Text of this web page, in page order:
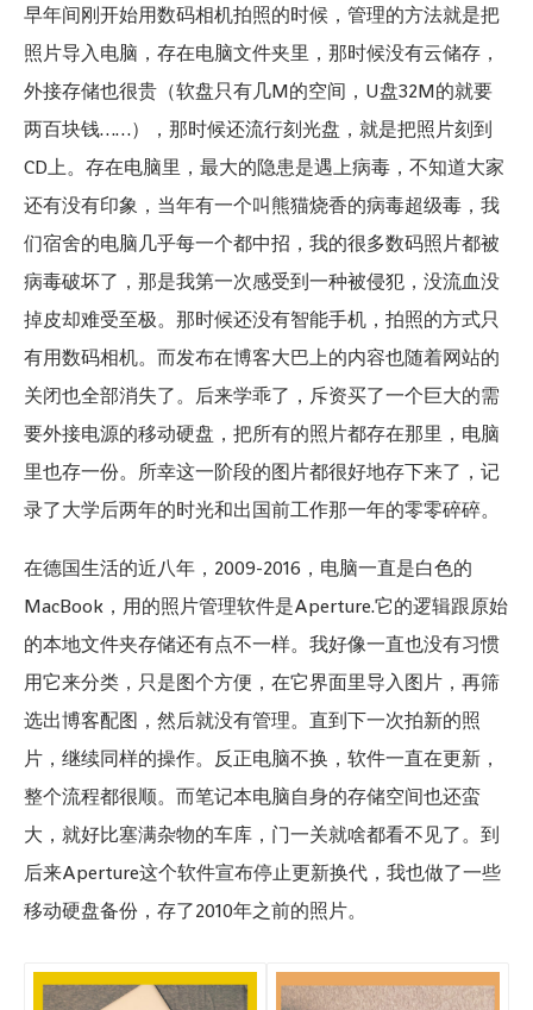
早年间刚开始用数码相机拍照的时候，管理的方法就是把
照片导入电脑，存在电脑文件夹里，那时候没有云储存，
外接存储也很贵（软盘只有几M的空间，U盘32M的就要
两百块钱……），那时候还流行刻光盘，就是把照片刻到
CD上。存在电脑里，最大的隐患是遇上病毒，不知道大家
还有没有印象，当年有一个叫熊猫烧香的病毒超级毒，我
们宿舍的电脑几乎每一个都中招，我的很多数码照片都被
病毒破坏了，那是我第一次感受到一种被侵犯，没流血没
掉皮却难受至极。那时候还没有智能手机，拍照的方式只
有用数码相机。而发布在博客大巴上的内容也随着网站的
关闭也全部消失了。后来学乖了，斥资买了一个巨大的需
要外接电源的移动硬盘，把所有的照片都存在那里，电脑
里也存一份。所幸这一阶段的图片都很好地存下来了，记
录了大学后两年的时光和出国前工作那一年的零零碎碎。
在德国生活的近八年，2009-2016，电脑一直是白色的
MacBook，用的照片管理软件是Aperture.它的逻辑跟原始
的本地文件夹存储还有点不一样。我好像一直也没有习惯
用它来分类，只是图个方便，在它界面里导入图片，再筛
选出博客配图，然后就没有管理。直到下一次拍新的照
片，继续同样的操作。反正电脑不换，软件一直在更新，
整个流程都很顺。而笔记本电脑自身的存储空间也还蛮
大，就好比塞满杂物的车库，门一关就啥都看不见了。到
后来Aperture这个软件宣布停止更新换代，我也做了一些
移动硬盘备份，存了2010年之前的照片。